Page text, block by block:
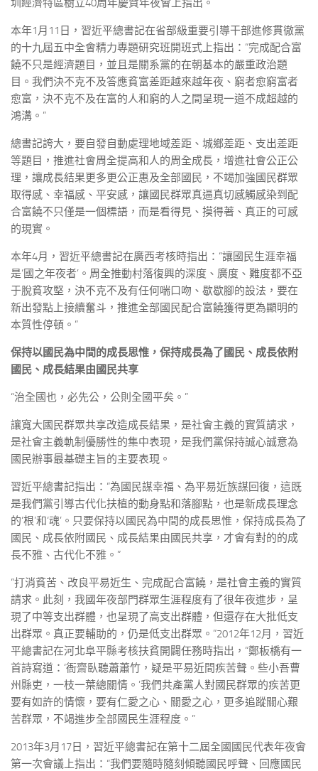
圳經濟特區樹立40周年慶賀年夜會上指出。
本年1月11日，習近平總書記在省部級重要引導干部進修貫徹黨
的十九屆五中全會精力專題研究班開班式上指出：“完成配合富
饒不只是經濟題目，並且是關系黨的在朝基本的嚴重政治題
目。我們決不克不及答應貧富差距越來越年夜、窮者愈窮富者
愈富，決不克不及在富的人和窮的人之間呈現一道不成超越的
鴻溝。”
總書記誇大，要自發自動處理地域差距、城鄉差距、支出差距
等題目，推進社會周全提高和人的周全成長，增進社會公正公
理，讓成長結果更多更公正惠及全部國民，不竭加強國民群眾
取得感、幸福感、平安感，讓國民群眾真逼真切感觸感染到配
合富饒不只僅是一個標語，而是看得見、摸得著、真正的可感
的現實。
本年4月，習近平總書記在廣西考核時指出：“讓國民生涯幸福
是‘國之年夜者’。周全推動村落復興的深度、廣度、難度都不亞
于脫貧攻堅，決不克不及有任何喘口吻、歇歇腳的設法，要在
新出發點上接續奮斗，推進全部國民配合富饒獲得更為顯明的
本質性停頓。”
保持以國民為中間的成長思惟，保持成長為了國民、成長依附
國民、成長結果由國民共享
“治全國也，必先公，公則全國平矣。”
讓寬大國民群眾共享改造成長結果，是社會主義的實質請求，
是社會主義軌制優勝性的集中表現，是我們黨保持誠心誠意為
國民辦事最基礎主旨的主要表現。
習近平總書記指出：“為國民謀幸福、為平易近族謀回復，這既
是我們黨引導古代化扶植的動身點和落腳點，也是新成長理念
的‘根’和‘魂’。只要保持以國民為中間的成長思惟，保持成長為了
國民、成長依附國民、成長結果由國民共享，才會有對的的成
長不雅、古代化不雅。”
“打消貧苦、改良平易近生、完成配合富饒，是社會主義的實質
請求。此刻，我國年夜部門群眾生涯程度有了很年夜進步，呈
現了中等支出群體，也呈現了高支出群體，但還存在大批低支
出群眾。真正要輔助的，仍是低支出群眾。”2012年12月，習近
平總書記在河北阜平縣考核扶貧開闢任務時指出，“鄭板橋有一
首詩寫道：‘衙齋臥聽蕭蕭竹，疑是平易近間疾苦聲。些小吾曹
州縣吏，一枝一葉總關情。’我們共產黨人對國民群眾的疾苦更
要有如許的情懷，要有仁愛之心、關愛之心，更多追蹤關心艱
苦群眾，不竭進步全部國民生涯程度。”
2013年3月17日，習近平總書記在第十二屆全國國民代表年夜會
第一次會議上指出：“我們要隨時隨刻傾聽國民呼聲、回應國民